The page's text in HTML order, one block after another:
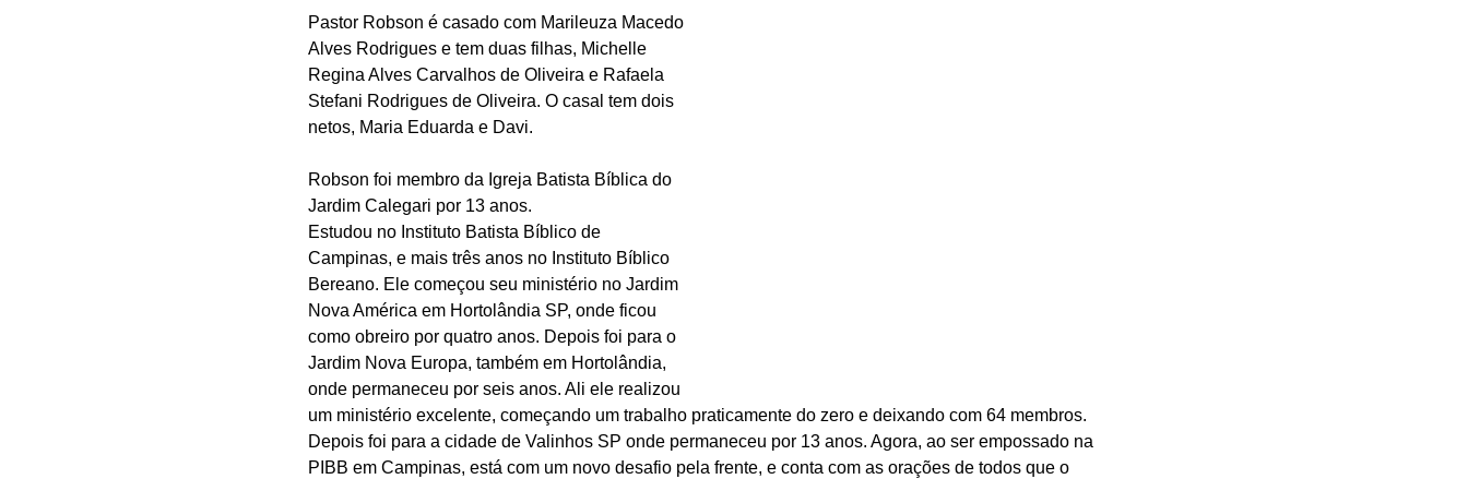
Pastor Robson é casado com Marileuza Macedo
Alves Rodrigues e tem duas filhas, Michelle
Regina Alves Carvalhos de Oliveira e Rafaela
Stefani Rodrigues de Oliveira. O casal tem dois
netos, Maria Eduarda e Davi.
Robson foi membro da Igreja Batista Bíblica do
Jardim Calegari por 13 anos.
Estudou no Instituto Batista Bíblico de
Campinas, e mais três anos no Instituto Bíblico
Bereano. Ele começou seu ministério no Jardim
Nova América em Hortolândia SP, onde ficou
como obreiro por quatro anos. Depois foi para o
Jardim Nova Europa, também em Hortolândia,
onde permaneceu por seis anos. Ali ele realizou
um ministério excelente, começando um trabalho praticamente do zero e deixando com 64 membros.
Depois foi para a cidade de Valinhos SP onde permaneceu por 13 anos. Agora, ao ser empossado na
PIBB em Campinas, está com um novo desafio pela frente, e conta com as orações de todos que o